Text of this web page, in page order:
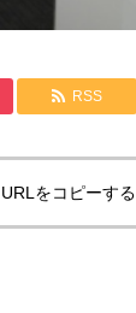
RSS
をコピーする